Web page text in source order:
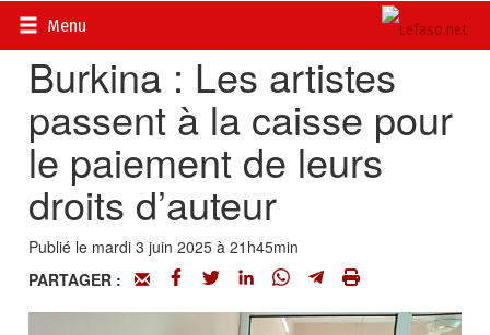
Menu
Accueil>
Burkina : Les artistes
passent à la caisse pour
le paiement de leurs
droits d’auteur
Publié le mardi 3 juin 2025 à 21h45min
PARTAGER :